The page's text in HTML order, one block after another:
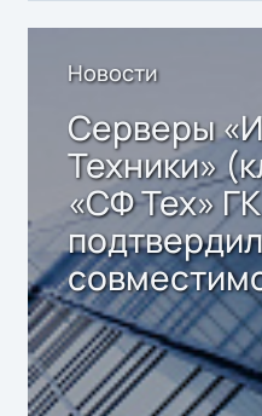
Новости
Серверы
Техники»
«СФ Тех»
решением
Storage 2.x
хранения